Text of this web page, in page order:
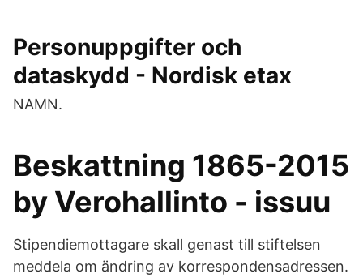
Personuppgifter och
dataskydd - Nordisk etax
NAMN.
Beskattning 1865-2015
by Verohallinto - issuu
Stipendiemottagare skall genast till stiftelsen
meddela om ändring av korrespondensadressen.